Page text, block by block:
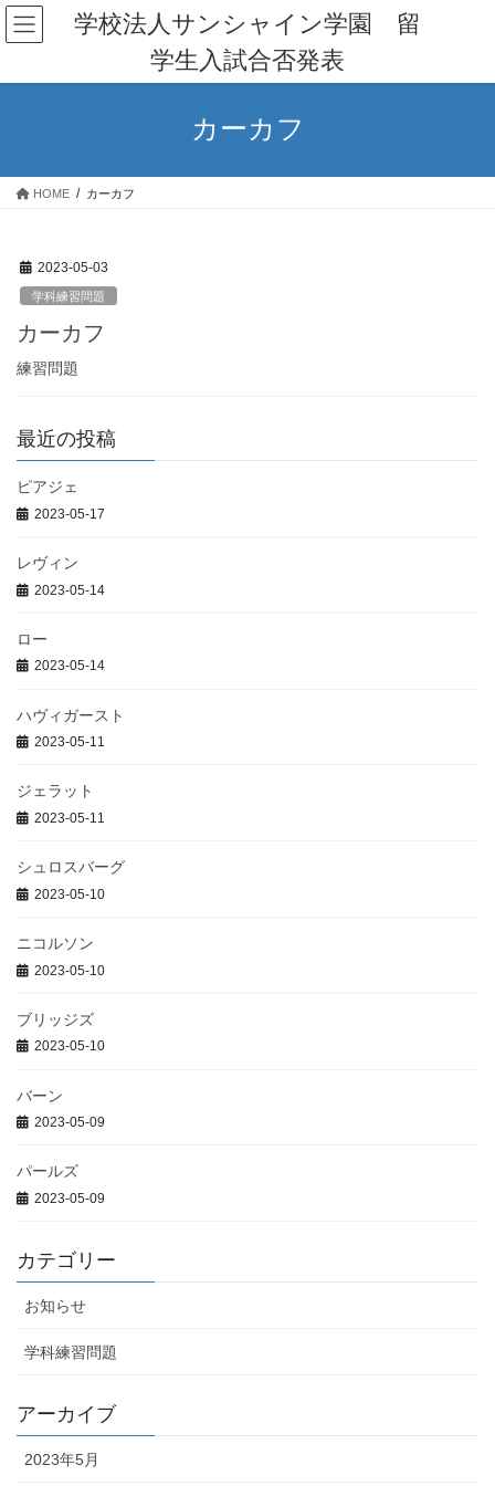
コ
ン
ン
ナ
ビ
ー
学校法人サンシャイン学園 留
学生入試合否発表
カーカフ
HOME カーカフ
2023-05-03
学科練習問題
カーカフ
練習問題
最近の投稿
ピアジェ
2023-05-17
レヴィン
2023-05-14
ロー
2023-05-14
ハヴィガースト
2023-05-11
ジェラット
2023-05-11
シュロスバーグ
2023-05-10
ニコルソン
2023-05-10
ブリッジズ
2023-05-10
バーン
2023-05-09
パールズ
2023-05-09
カテゴリー
お知らせ
学科練習問題
アーカイブ
2023年5月